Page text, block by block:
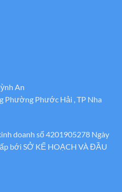
An
Phường Phước Hải , TP Nha
doanh số 4201905278 Ngày
bới SỞ KẾ HOẠCH VÀ ĐẦU